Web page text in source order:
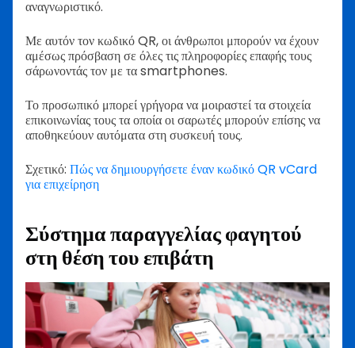
αναγνωριστικό.
Με αυτόν τον κωδικό QR, οι άνθρωποι μπορούν να έχουν
αμέσως πρόσβαση σε όλες τις πληροφορίες επαφής τους
σάρωνοντάς τον με τα smartphones.
Το προσωπικό μπορεί γρήγορα να μοιραστεί τα στοιχεία
επικοινωνίας τους τα οποία οι σαρωτές μπορούν επίσης να
αποθηκεύουν αυτόματα στη συσκευή τους.
Σχετικό: Πώς να δημιουργήσετε έναν κωδικό QR vCard
για επιχείρηση
Σύστημα παραγγελίας φαγητού
στη θέση του επιβάτη